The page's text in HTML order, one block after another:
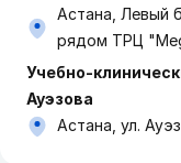
Астана, Левый
рядом ТРЦ
Учебно-
Ауэзова
Астана, ул.